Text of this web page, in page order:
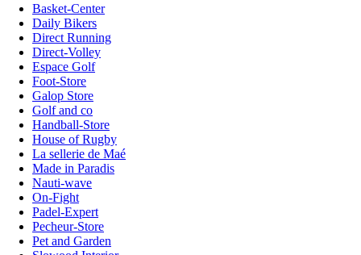
Basket-Center
Daily Bikers
Direct Running
Direct-Volley
Espace Golf
Foot-Store
Galop Store
Golf and co
Handball-Store
House of Rugby
La sellerie de Maé
Made in Paradis
Nauti-wave
On-Fight
Padel-Expert
Pecheur-Store
Pet and Garden